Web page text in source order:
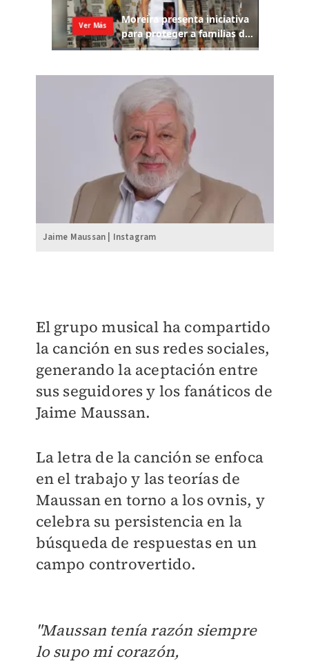
Jaime Maussan | Instagram
El grupo musical ha compartido
la canción en sus redes sociales,
generando la aceptación entre
sus seguidores y los fanáticos de
Jaime Maussan.
La letra de la canción se enfoca
en el trabajo y las teorías de
Maussan en torno a los ovnis, y
celebra su persistencia en la
búsqueda de respuestas en un
campo controvertido.
"Maussan tenía razón siempre
lo supo mi corazón,